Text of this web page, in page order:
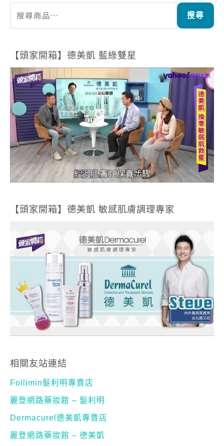
搜尋
【頭家開箱】德美凱 藍綠雙星
【頭家開箱】德美凱 敏感肌膚調理專家
相關友站連結
Follimin髮利明專賣店
麗登網路藥妝館 – 髮利明
Dermacurel德美凱專賣店
麗登網路藥妝館 – 德美凱